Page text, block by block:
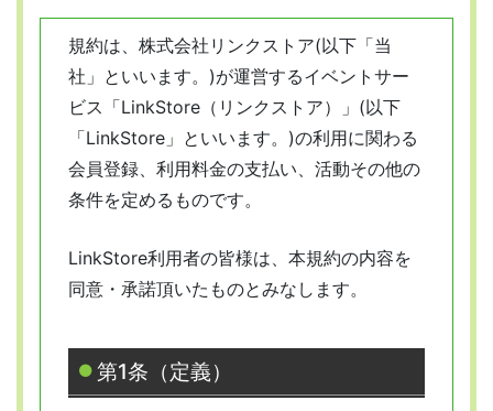
規約は、株式会社リンクストア(以下「当
社」といいます。)が運営するイベントサー
ビス「LinkStore（リンクストア）」(以下
「LinkStore」といいます。)の利用に関わる
会員登録、利用料金の支払い、活動その他の
条件を定めるものです。
LinkStore利用者の皆様は、本規約の内容を
同意・承諾頂いたものとみなします。
第1条（定義）